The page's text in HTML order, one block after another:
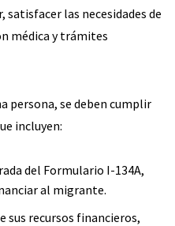
las necesidades de
médica y trámites
persona, se deben cumplir
incluyen:
del Formulario I-134A,
al migrante.
sus recursos financieros,